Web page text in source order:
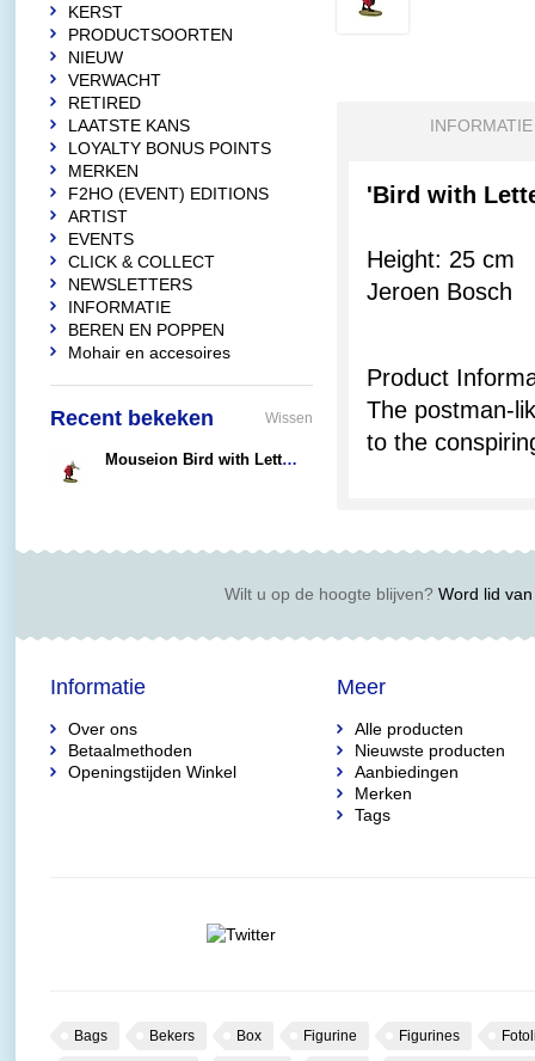
INFORMATIE
'Bird with
Height: 25 cm
Jeroen Bosch
Product
The postman-
to the
KERST
PRODUCTSOORTEN
NIEUW
VERWACHT
RETIRED
LAATSTE KANS
LOYALTY BONUS POINTS
MERKEN
F2HO (EVENT) EDITIONS
ARTIST
EVENTS
CLICK & COLLECT
NEWSLETTERS
INFORMATIE
BEREN EN POPPEN
Mohair en accesoires
Recent bekeken Wissen
Mouseion Bird with Letter (Large)
Wilt u op de hoogte blijven?Word lid van
Informatie
Over ons
Betaalmethoden
Openingstijden Winkel
Meer
Alle producten
Nieuwste producten
Aanbiedingen
Merken
Tags
Bags Bekers Box Figurine Figurines